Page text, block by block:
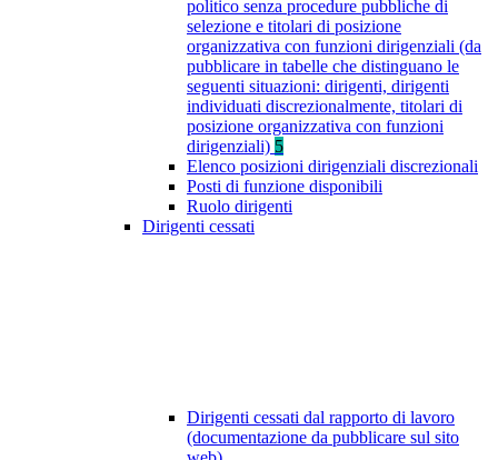
politico senza procedure pubbliche di
selezione e titolari di posizione
organizzativa con funzioni dirigenziali (da
pubblicare in tabelle che distinguano le
seguenti situazioni: dirigenti, dirigenti
individuati discrezionalmente, titolari di
posizione organizzativa con funzioni
dirigenziali) 5
Elenco posizioni dirigenziali discrezionali
Posti di funzione disponibili
Ruolo dirigenti
Dirigenti cessati
Dirigenti cessati dal rapporto di lavoro
(documentazione da pubblicare sul sito